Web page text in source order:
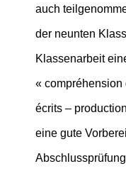
auch
der neunten
Klassenarbeit
« compréhension
écrits –
eine gute